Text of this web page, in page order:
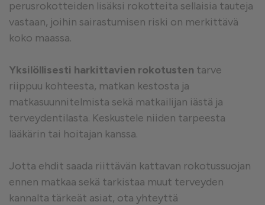
perusrokotteiden lisäksi rokotteita sellaisia tauteja
vastaan, joihin sairastumisen riski on merkittävä
koko maassa.
Yksilöllisesti harkittavien rokotusten tarve
riippuu kohteesta, matkan kestosta ja
matkasuunnitelmista sekä matkailijan iästä ja
terveydentilasta. Keskustele niiden tarpeesta
lääkärin tai hoitajan kanssa.
Jotta ehdit saada riittävän kattavan rokotussuojan
ennen matkaa sekä tarkistaa muut terveyden
kannalta tärkeät asiat, ota yhteyttä